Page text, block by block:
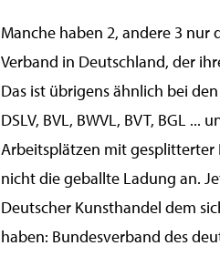
Manche haben 2, andere 3 nur
Verband in Deutschland, der
Das ist übrigens ähnlich bei
DSLV, BVL, BWVL, BVT, BGL
Arbeitsplätzen mit gesplitterter
nicht die geballte Ladung an.
Deutscher Kunsthandel dem
haben: Bundesverband des